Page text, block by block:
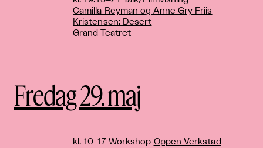
Camilla Reyman og Anne Gry Friis
Kristensen: Desert
Grand Teatret
Fredag 29. maj
kl. 10-17 Workshop Öppen Verkstad